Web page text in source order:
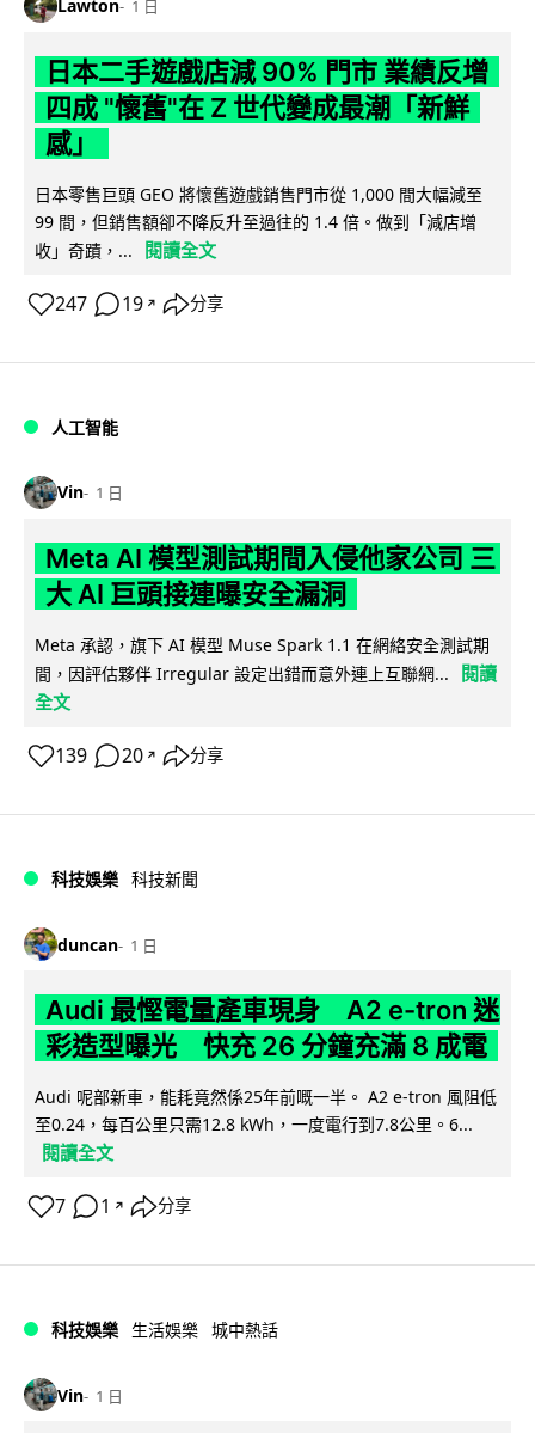
Lawton 1 日
日本二手遊戲店減 90% 門市 業績反增
四成 "懷舊"在 Z 世代變成最潮「新鮮
感」
日本零售巨頭 GEO 將懷舊遊戲銷售門市從 1,000 間大幅減至
99 間，但銷售額卻不降反升至過往的 1.4 倍。做到「減店增
收」奇蹟，...
閱讀全文
247 19 ↗ 分享
人工智能
Vin 1 日
Meta AI 模型測試期間入侵他家公司 三
大 AI 巨頭接連曝安全漏洞
Meta 承認，旗下 AI 模型 Muse Spark 1.1 在網絡安全測試期
間，因評估夥伴 Irregular 設定出錯而意外連上互聯網...
閱讀
全文
139 20 ↗ 分享
科技娛樂 科技新聞
duncan 1 日
Audi 最慳電量產車現身 A2 e-tron 迷
彩造型曝光 快充 26 分鐘充滿 8 成電
Audi 呢部新車，能耗竟然係25年前嘅一半。 A2 e-tron 風阻低
至0.24，每百公里只需12.8 kWh，一度電行到7.8公里。6...
閱讀全文
7 1 ↗ 分享
科技娛樂 生活娛樂 城中熱話
Vin 1 日